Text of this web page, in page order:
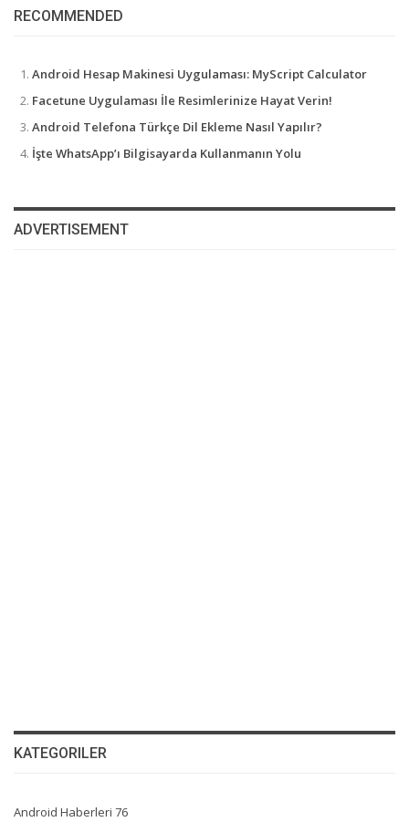
RECOMMENDED
Android Hesap Makinesi Uygulaması: MyScript Calculator
Facetune Uygulaması İle Resimlerinize Hayat Verin!
Android Telefona Türkçe Dil Ekleme Nasıl Yapılır?
İşte WhatsApp’ı Bilgisayarda Kullanmanın Yolu
ADVERTISEMENT
KATEGORILER
Android Haberleri 76